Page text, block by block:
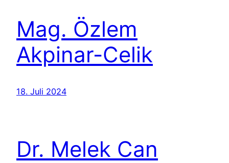
Mag. Özlem
Akpinar-Celik
18. Juli 2024
Dr. Melek Can